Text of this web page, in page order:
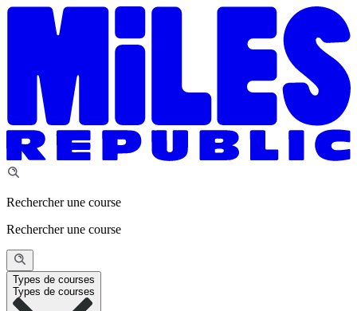
Rechercher une course
Rechercher une course
Types de courses
Types de courses